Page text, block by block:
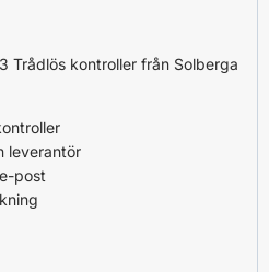
Trådlös kontroller från Solberga
leverantör
post